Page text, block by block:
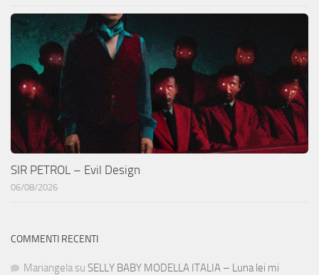
SIR PETROL – Evil Design
06/08/2026
COMMENTI RECENTI
Mariangela su SELLY BABY MODELLA ITALIA – Luna lei mi